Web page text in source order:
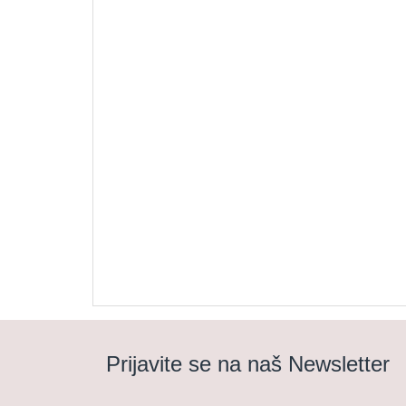
Prijavite se na naš Newsletter